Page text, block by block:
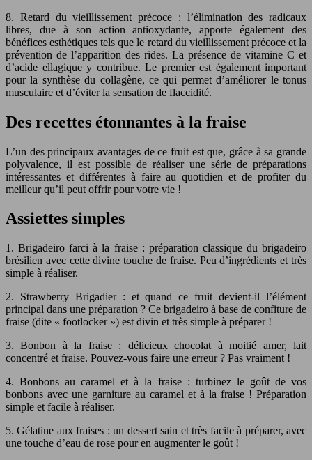
8. Retard du vieillissement précoce : l’élimination des radicaux
libres, due à son action antioxydante, apporte également des
bénéfices esthétiques tels que le retard du vieillissement précoce et la
prévention de l’apparition des rides. La présence de vitamine C et
d’acide ellagique y contribue. Le premier est également important
pour la synthèse du collagène, ce qui permet d’améliorer le tonus
musculaire et d’éviter la sensation de flaccidité.
Des recettes étonnantes à la fraise
L’un des principaux avantages de ce fruit est que, grâce à sa grande
polyvalence, il est possible de réaliser une série de préparations
intéressantes et différentes à faire au quotidien et de profiter du
meilleur qu’il peut offrir pour votre vie !
Assiettes simples
1. Brigadeiro farci à la fraise : préparation classique du brigadeiro
brésilien avec cette divine touche de fraise. Peu d’ingrédients et très
simple à réaliser.
2. Strawberry Brigadier : et quand ce fruit devient-il l’élément
principal dans une préparation ? Ce brigadeiro à base de confiture de
fraise (dite « footlocker ») est divin et très simple à préparer !
3. Bonbon à la fraise : délicieux chocolat à moitié amer, lait
concentré et fraise. Pouvez-vous faire une erreur ? Pas vraiment !
4. Bonbons au caramel et à la fraise : turbinez le goût de vos
bonbons avec une garniture au caramel et à la fraise ! Préparation
simple et facile à réaliser.
5. Gélatine aux fraises : un dessert sain et très facile à préparer, avec
une touche d’eau de rose pour en augmenter le goût !